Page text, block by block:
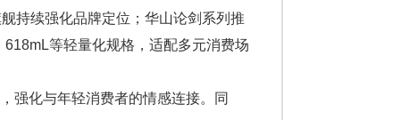
持续强化品牌定位；华山论剑系列推
等轻量化规格，适配多元消费场
强化与年轻消费者的情感连接。同